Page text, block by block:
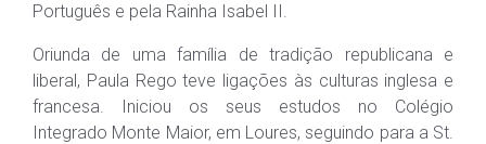
Português e pela Rainha Isabel II.
Oriunda de uma família de tradição republicana e
liberal, Paula Rego teve ligações às culturas inglesa e
francesa. Iniciou os seus estudos no Colégio
Integrado Monte Maior, em Loures, seguindo para a St.